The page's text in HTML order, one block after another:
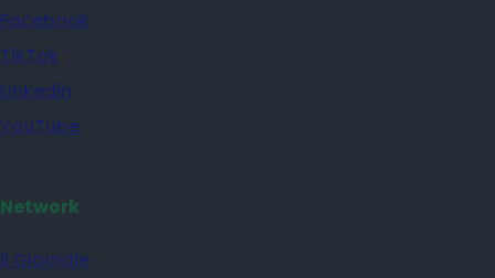
Facebook
TikTok
Linkedin
YouTube
Network
il Giornale